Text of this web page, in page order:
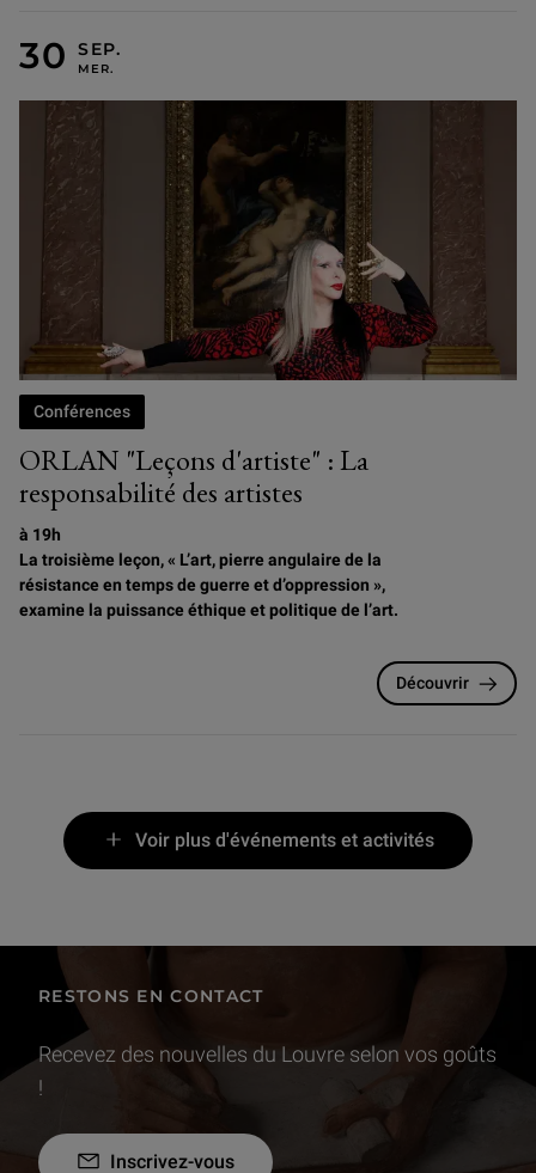
ORLAN "Leçons d'artiste" : La
responsabilité des artistes
Conférences
à 19h
La troisième leçon, « L’art, pierre angulaire de la
résistance en temps de guerre et d’oppression »,
examine la puissance éthique et politique de l’art.
Découvrir
Voir plus d'événements et activités
RESTONS EN CONTACT
Recevez des nouvelles du Louvre selon vos goûts
!
Inscrivez-vous